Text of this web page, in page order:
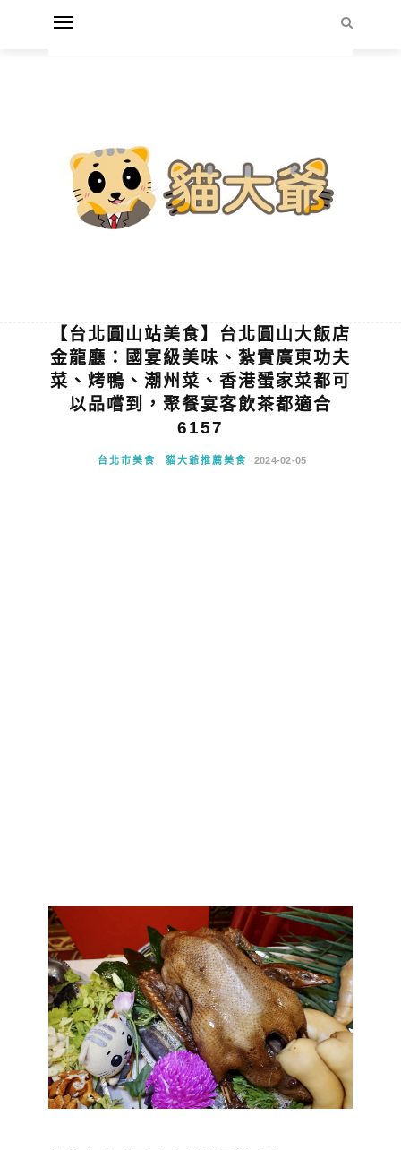
【台北圓山站美食】台北圓山大飯店
金龍廳：國宴級美味、紮實廣東功夫
菜、烤鴨、潮州菜、香港蜑家菜都可
以品嚐到，聚餐宴客飲茶都適合
6157
台北市美食 貓大爺推薦美食 2024-02-05